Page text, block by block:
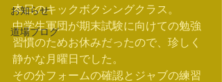
お知らせ
道場ブログ
本日のキックボクシングクラス。
中学生軍団が期末試験に向けての勉強
習慣のためお休みだったので、珍しく
静かな月曜日でした。
その分フォームの確認とジャブの練習